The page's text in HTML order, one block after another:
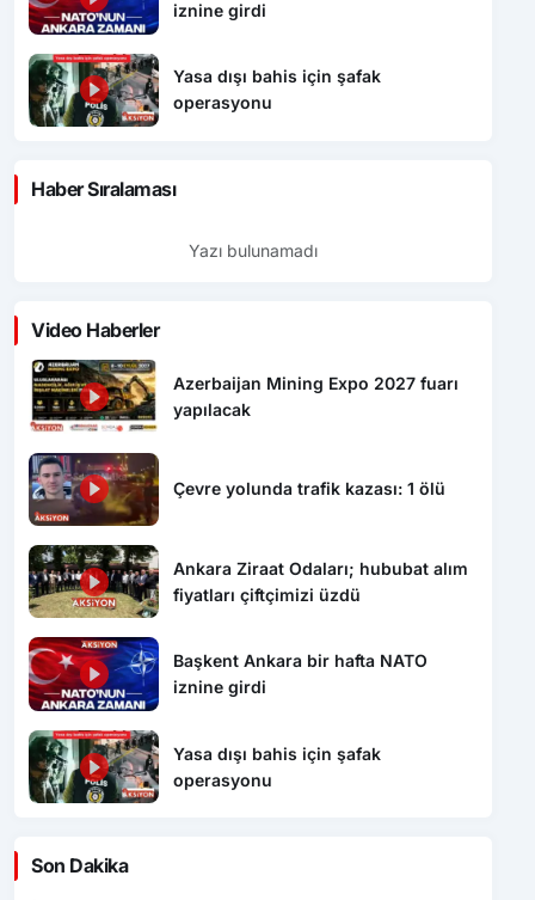
iznine girdi
Yasa dışı bahis için şafak
operasyonu
Haber Sıralaması
Yazı bulunamadı
Video Haberler
Azerbaijan Mining Expo 2027 fuarı
yapılacak
Çevre yolunda trafik kazası: 1 ölü
Ankara Ziraat Odaları; hububat alım
fiyatları çiftçimizi üzdü
Başkent Ankara bir hafta NATO
iznine girdi
Yasa dışı bahis için şafak
operasyonu
Son Dakika